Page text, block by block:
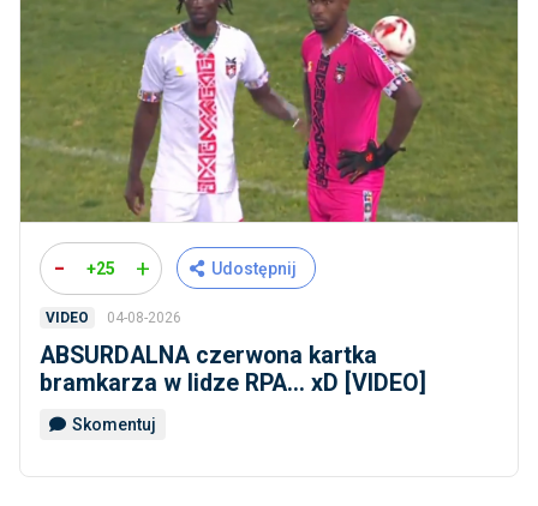
- +25 + Udostępnij
VIDEO 04-08-2026
ABSURDALNA czerwona kartka
bramkarza w lidze RPA... xD [VIDEO]
Skomentuj